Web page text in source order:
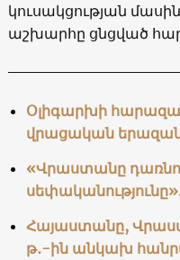
կուսակցության
աշխարհը ցնցված
Օլիգարխի հարազատ
վրացական
«Վրաստանը
Հայաստանը,
թ․-ին անկախ